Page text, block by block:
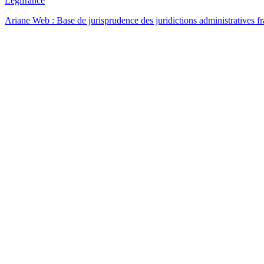
Ariane Web : Base de jurisprudence des juridictions administratives